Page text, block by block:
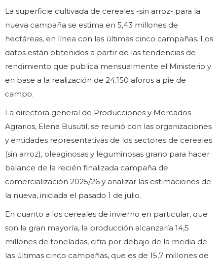
La superficie cultivada de cereales -sin arroz- para la
nueva campaña se estima en 5,43 millones de
hectáreas, en línea con las últimas cinco campañas. Los
datos están obtenidos a partir de las tendencias de
rendimiento que publica mensualmente el Ministerio y
en base a la realización de 24.150 aforos a pie de
campo.
La directora general de Producciones y Mercados
Agrarios, Elena Busutil, se reunió con las organizaciones
y entidades representativas de los sectores de cereales
(sin arroz), oleaginosas y leguminosas grano para hacer
balance de la recién finalizada campaña de
comercialización 2025/26 y analizar las estimaciones de
la nueva, iniciada el pasado 1 de julio.
En cuanto a los cereales de invierno en particular, que
son la gran mayoría, la producción alcanzaría 14,5
millones de toneladas, cifra por debajo de la media de
las últimas cinco campañas, que es de 15,7 millones de